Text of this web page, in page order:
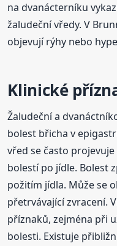
na dvanácterníku
žaludeční vředy. V
objevují rýhy nebo
Klinické
Žaludeční a
bolest břicha v
vřed se často
bolestí po jídle. Bolest
požitím jídla. Může se
přetrvávající zvracení.
příznaků, zejména při
bolesti. Existuje